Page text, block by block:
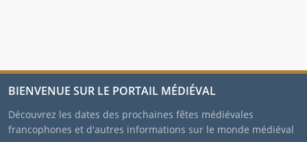
BIENVENUE SUR LE PORTAIL MÉDIÉVAL
Découvrez les dates des prochaines fêtes médiévales
francophones et d'autres informations sur le monde médiéval